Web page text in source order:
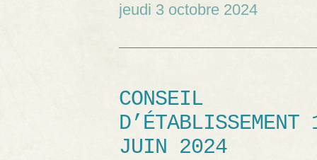
jeudi 3 octobre 2024
CONSEIL
D’ÉTABLISSEMENT
JUIN 2024